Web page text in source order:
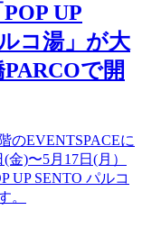
POP UP
コ湯」が大
で開
のEVENTSPACEに
金)〜5月17日(月）
UP SENTO パルコ
。